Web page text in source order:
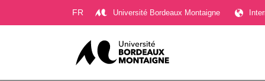
FR Université Bordeaux Montaigne